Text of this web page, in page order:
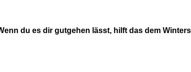
du es dir gutgehen lässt, hilft das dem